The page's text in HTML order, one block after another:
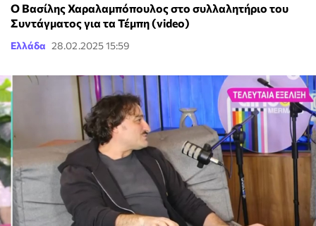
Ο Βασίλης Χαραλαμπόπουλος στο συλλαλητήριο του
Συντάγματος για τα Τέμπη (video)
Ελλάδα 28.02.2025 15:59